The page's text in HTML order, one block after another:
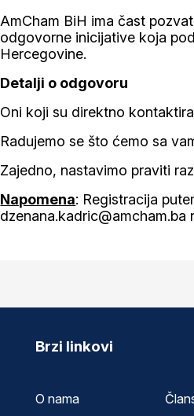
AmCham BiH ima čast
odgovorne inicijative koja
Hercegovine.
Detalji o odgovoru
Oni koji su direktno
Radujemo se što ćemo sa
Zajedno, nastavimo praviti
Napomena: Registracija
dzenana.kadric@amcham.ba
Brzi linkovi
O nama